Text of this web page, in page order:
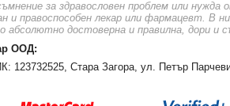
за здравословен проблем или
и правоспособен лекар или фармацевт. В
абсолютно достоверна и правилна, дори и
ООД:
123732525, Стара Загора, ул. Петър